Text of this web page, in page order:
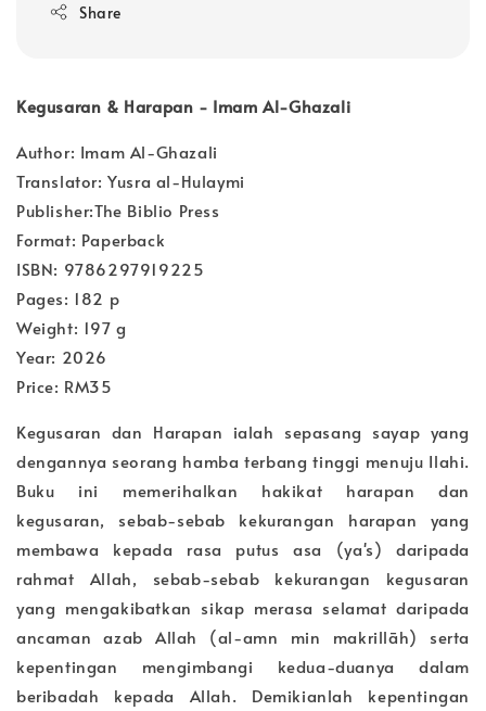
Share
Kegusaran & Harapan - Imam Al-Ghazali
Author: Imam Al-Ghazali
Translator: Yusra al-Hulaymi
Publisher:The Biblio Press
Format: Paperback
ISBN: 9786297919225
Pages: 182 p
Weight: 197 g
Year: 2026
Price: RM35
Kegusaran dan Harapan ialah sepasang sayap yang
dengannya seorang hamba terbang tinggi menuju Ilahi.
Buku ini memerihalkan hakikat harapan dan
kegusaran, sebab-sebab kekurangan harapan yang
membawa kepada rasa putus asa (ya's) daripada
rahmat Allah, sebab-sebab kekurangan kegusaran
yang mengakibatkan sikap merasa selamat daripada
ancaman azab Allah (al-amn min makrillāh) serta
kepentingan mengimbangi kedua-duanya dalam
beribadah kepada Allah. Demikianlah kepentingan